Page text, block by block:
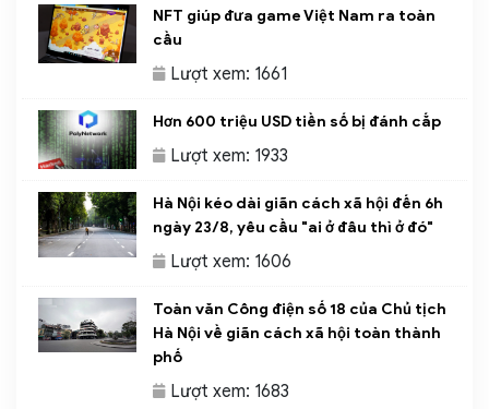
NFT giúp đưa game Việt Nam ra toàn
cầu
Lượt xem: 1661
Hơn 600 triệu USD tiền số bị đánh cắp
Lượt xem: 1933
Hà Nội kéo dài giãn cách xã hội đến 6h
ngày 23/8, yêu cầu "ai ở đâu thì ở đó"
Lượt xem: 1606
Toàn văn Công điện số 18 của Chủ tịch
Hà Nội về giãn cách xã hội toàn thành
phố
Lượt xem: 1683